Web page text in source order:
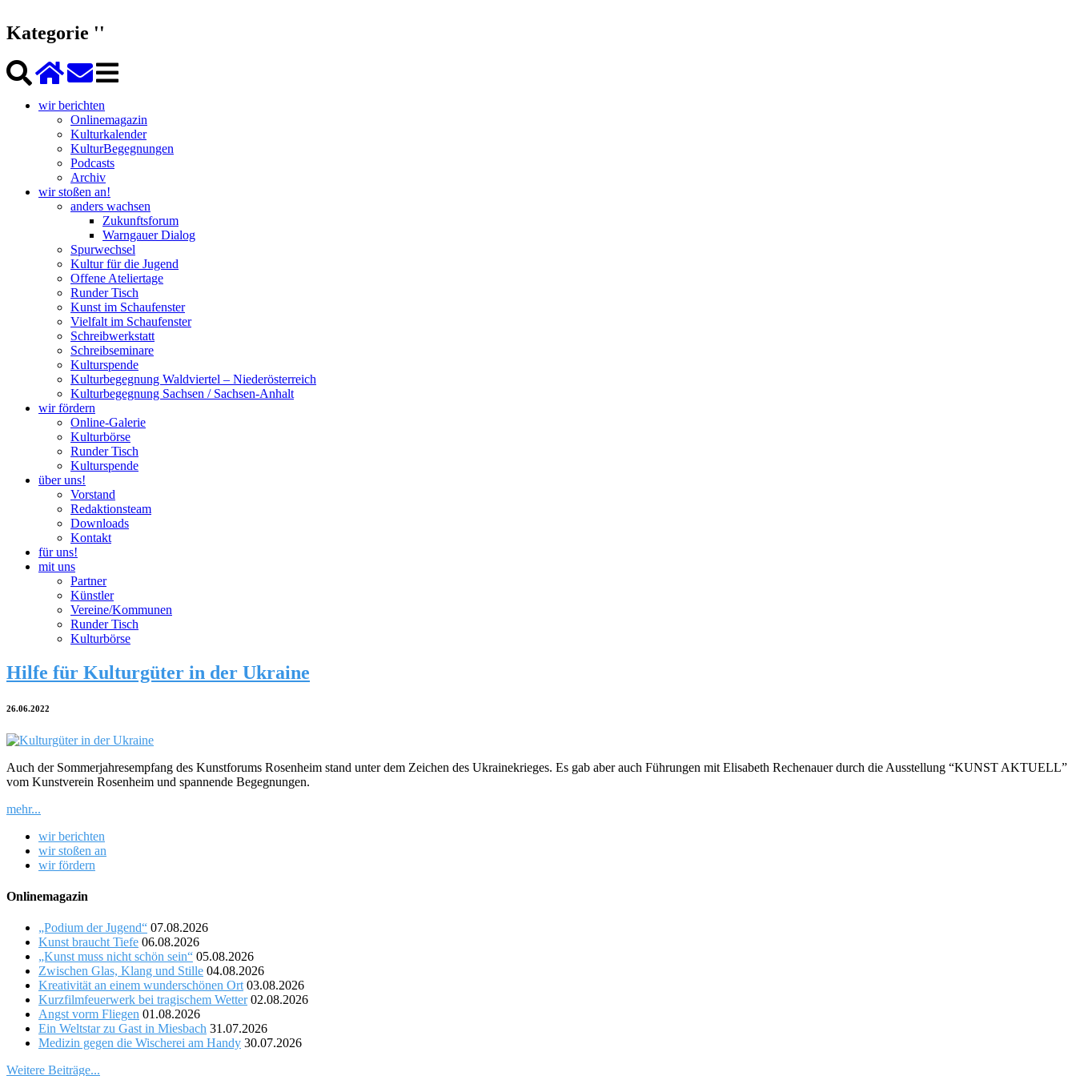
Kategorie ''
wir berichten
Onlinemagazin
Kulturkalender
KulturBegegnungen
Podcasts
Archiv
wir stoßen an!
anders wachsen
Zukunftsforum
Warngauer Dialog
Spurwechsel
Kultur für die Jugend
Offene Ateliertage
Runder Tisch
Kunst im Schaufenster
Vielfalt im Schaufenster
Schreibwerkstatt
Schreibseminare
Kulturspende
Kulturbegegnung Waldviertel – Niederösterreich
Kulturbegegnung Sachsen / Sachsen-Anhalt
wir fördern
Online-Galerie
Kulturbörse
Runder Tisch
Kulturspende
über uns!
Vorstand
Redaktionsteam
Downloads
Kontakt
für uns!
mit uns
Partner
Künstler
Vereine/Kommunen
Runder Tisch
Kulturbörse
Hilfe für Kulturgüter in der Ukraine
26.06.2022
Auch der Sommerjahresempfang des Kunstforums Rosenheim stand unter dem Zeichen des Ukrainekrieges. Es gab aber auch Führungen mit Elisabeth Rechenauer durch die Ausstellung “KUNST AKTUELL”
vom Kunstverein Rosenheim und spannende Begegnungen.
mehr...
wir berichten
wir stoßen an
wir fördern
Onlinemagazin
„Podium der Jugend“ 07.08.2026
Kunst braucht Tiefe 06.08.2026
„Kunst muss nicht schön sein“ 05.08.2026
Zwischen Glas, Klang und Stille 04.08.2026
Kreativität an einem wunderschönen Ort 03.08.2026
Kurzfilmfeuerwerk bei tragischem Wetter 02.08.2026
Angst vorm Fliegen 01.08.2026
Ein Weltstar zu Gast in Miesbach 31.07.2026
Medizin gegen die Wischerei am Handy 30.07.2026
Weitere Beiträge...